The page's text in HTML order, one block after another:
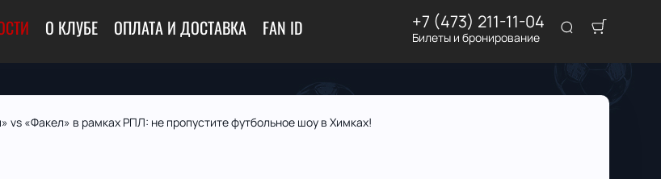
О КЛУБЕ ОПЛАТА И ДОСТАВКА FAN ID +7 (473) 211-11-04
Билеты и бронирование
«Факел» в рамках РПЛ: не пропустите футбольное шоу в Химках!